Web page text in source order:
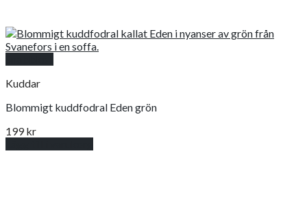
Kuddar
Blommigt kuddfodral Eden grön
199kr